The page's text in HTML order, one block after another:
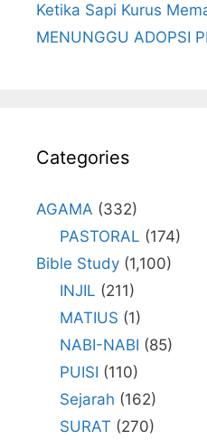
Ketika Sapi Kurus
MENUNGGU ADOPSI
Categories
AGAMA (332)
PASTORAL (174)
Bible Study (1,100)
INJIL (211)
MATIUS (1)
NABI-NABI (85)
PUISI (110)
Sejarah (162)
SURAT (270)